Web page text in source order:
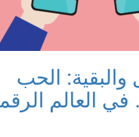
والبقية: الحب
العالم